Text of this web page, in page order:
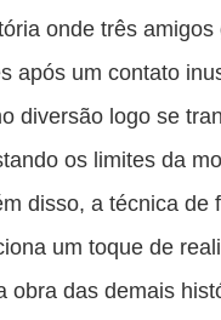
onde três amigos
após um contato
diversão logo se
os limites da
disso, a técnica de
um toque de
obra das demais